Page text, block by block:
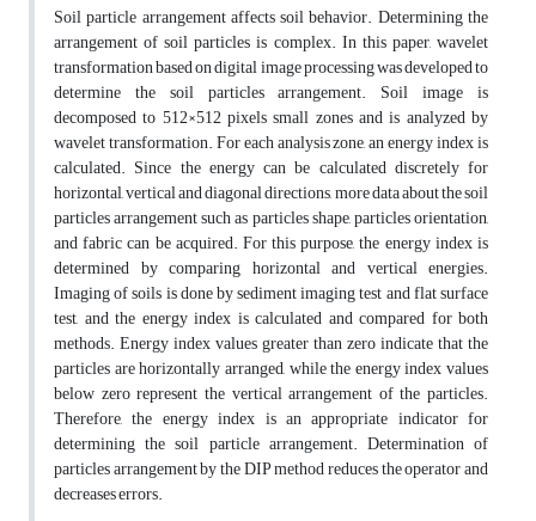
Soil particle arrangement affects soil behavior. Determining the
arrangement of soil particles is complex. In this paper, wavelet
transformation based on digital image processing was developed to
determine the soil particles arrangement. Soil image is
decomposed to 512×512 pixels small zones and is analyzed by
wavelet transformation. For each analysis zone, an energy index is
calculated. Since the energy can be calculated discretely for
horizontal, vertical and diagonal directions, more data about the soil
particles arrangement such as particles shape, particles orientation,
and fabric can be acquired. For this purpose, the energy index is
determined by comparing horizontal and vertical energies.
Imaging of soils is done by sediment imaging test and flat surface
test, and the energy index is calculated and compared for both
methods. Energy index values greater than zero indicate that the
particles are horizontally arranged, while the energy index values
below zero represent the vertical arrangement of the particles.
Therefore, the energy index is an appropriate indicator for
determining the soil particle arrangement. Determination of
particles arrangement by the DIP method reduces the operator and
decreases errors.